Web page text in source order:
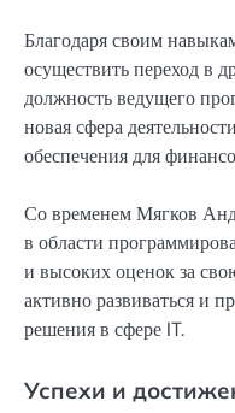
Благодаря своим
осуществить переход в
должность ведущего
новая сфера
обеспечения для
Со временем Мягков
в области
и высоких оценок за
активно развиваться и
решения в сфере IT.
Успехи и